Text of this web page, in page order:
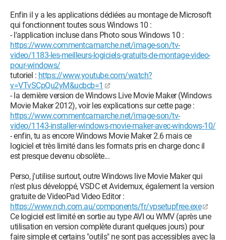
Enfin il y a les applications dédiées au montage de Microsoft
qui fonctionnent toutes sous Windows 10 :
- l'application incluse dans Photo sous Windows 10 :
https://www.commentcamarche.net/image-son/tv-
video/1183-les-meilleurs-logiciels-gratuits-de-montage-video-
pour-windows/
tutoriel : https://www.youtube.com/watch?
v=VTvSCpQu2yM&ucbcb=1
- la dernière version de Windows Live Movie Maker (Windows
Movie Maker 2012), voir les explications sur cette page :
https://www.commentcamarche.net/image-son/tv-
video/1143-installer-windows-movie-maker-avec-windows-10/
- enfin, tu as encore Windows Movie Maker 2.6 mais ce
logiciel et très limité dans les formats pris en charge donc il
est presque devenu obsolète...
Perso, j'utilise surtout, outre Windows live Movie Maker qui
n'est plus développé, VSDC et Avidemux, également la version
gratuite de VideoPad Video Editor :
https://www.nch.com.au/components/fr/vpsetupfree.exe
Ce logiciel est limité en sortie au type AVI ou WMV (après une
utilisation en version complète durant quelques jours) pour
faire simple et certains "outils" ne sont pas accessibles avec la